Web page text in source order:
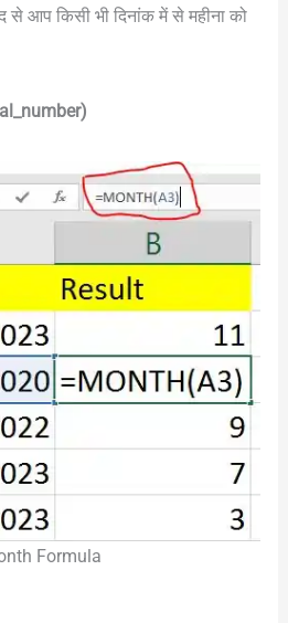
आप किसी भी दिनांक में से महीना को
Formula